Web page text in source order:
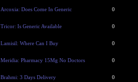
Arcoxia: Does Come In Generic 0
Tricor: Is Generic Available 0
Lamisil: Where Can I Buy 0
Meridia: Pharmacy 15Mg No Doctors 0
Brahmi: 3 Days Delivery 0